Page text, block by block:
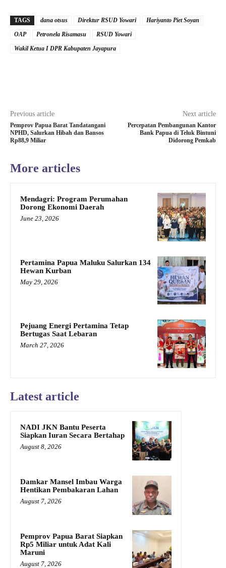
TAGS dana otsus Direktur RSUD Yowari
Hariyanto Piet Soyan
OAP
Petronela Risamasu
RSUD Yowari
Wakil Ketua I DPR Kabupaten Jayapura
Previous article
Pemprov Papua Barat Tandatangani
NPHD, Salurkan Hibah dan Bansos
Rp88,9 Miliar
Next article
Percepatan Pembangunan Kantor
Bank Papua di Teluk Bintuni
Didorong Pemkab
More articles
Mendagri: Program Perumahan
Dorong Ekonomi Daerah
June 23, 2026
Pertamina Papua Maluku Salurkan 134
Hewan Kurban
May 29, 2026
Pejuang Energi Pertamina Tetap
Bertugas Saat Lebaran
March 27, 2026
Latest article
NADI JKN Bantu Peserta
Siapkan Iuran Secara Bertahap
August 8, 2026
Damkar Mansel Imbau Warga
Hentikan Pembakaran Lahan
August 7, 2026
Pemprov Papua Barat Siapkan
Rp5 Miliar untuk Adat Kali
Maruni
August 7, 2026